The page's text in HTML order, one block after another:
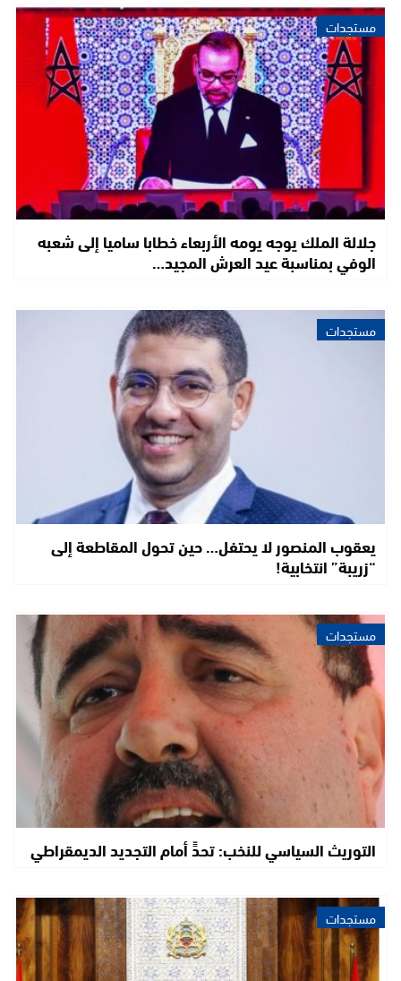
مستجدات
جلالة الملك يوجه يومه الأربعاء خطابا ساميا إلى شعبه
الوفي بمناسبة عيد العرش المجيد…
مستجدات
يعقوب المنصور لا يحتفل… حين تحول المقاطعة إلى
“زريبة” انتخابية!
مستجدات
التوريث السياسي للنخب: تحدٍّ أمام التجديد الديمقراطي
مستجدات